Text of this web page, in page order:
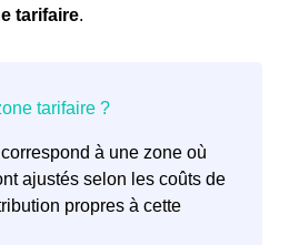
tarifaire.
à une zone où
ajustés selon les coûts de
propres à cette